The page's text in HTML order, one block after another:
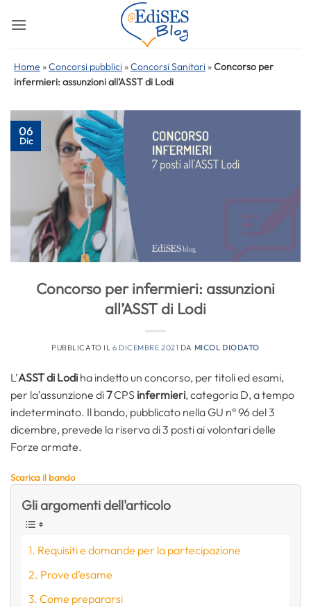
Home »Concorsi pubblici »Concorsi Sanitari »Concorso per
infermieri: assunzioni all’ASST di Lodi
06
Dic
Concorso per infermieri: assunzioni
all’ASST di Lodi
PUBBLICATO IL 6 DICEMBRE 2021 DA MICOL DIODATO
L’ASST di Lodi ha indetto un concorso, per titoli ed esami,
per la’assunzione di7CPS infermieri, categoria D, a tempo
indeterminato. Il bando, pubblicato nella GU n° 96 del 3
dicembre, prevede la riserva di 3 posti ai volontari delle
Forze armate.
Scarica il bando
Gli argomenti dell'articolo
Requisiti e domande per la partecipazione
Prove d’esame
Come prepararsi